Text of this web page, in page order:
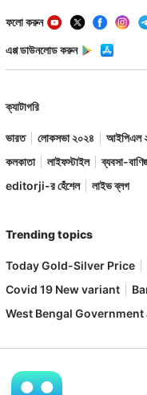
ফলো করুন
এপ্প ডাউনলোড করুন
ক্যাটাগরি
ভারত লোকসভা ২০২৪ আইপিএল
কলকাতা
লাইফস্টাইল ব্যবসা-
editorji-র হেঁশেল
লাইভ ব্লগ
Trending topics
Today Gold-Silver Price
Covid 19 New variant
West Bengal Government